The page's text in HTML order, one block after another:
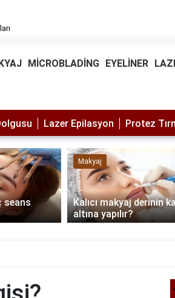
MİCROBLADİNG EYELİNER
Lazer Epilasyon Protez
seans
Makyaj
Kalıcı makyaj derinin
altına yapılır?